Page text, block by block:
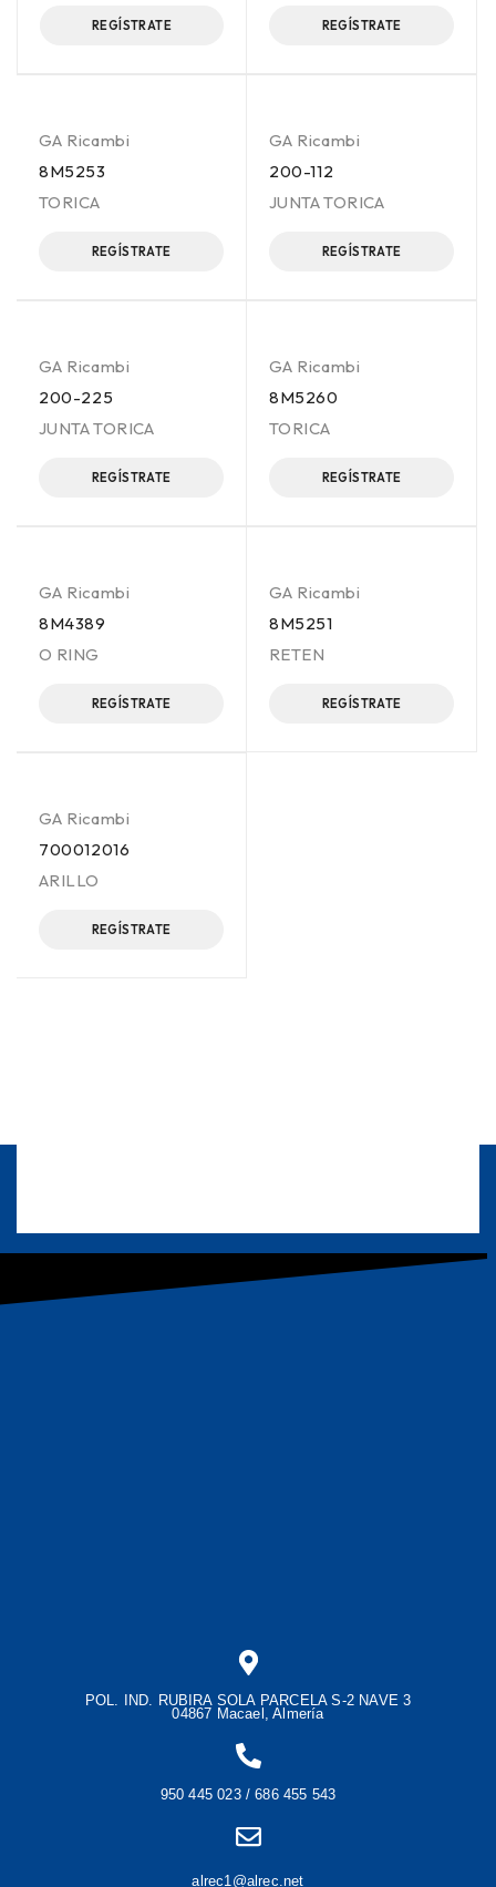
REGÍSTRATE REGÍSTRATE
GA Ricambi
8M5253
TORICA
REGÍSTRATE
GA Ricambi
200-112
JUNTA TORICA
REGÍSTRATE
GA Ricambi
200-225
JUNTA TORICA
REGÍSTRATE
GA Ricambi
8M5260
TORICA
REGÍSTRATE
GA Ricambi
8M4389
O RING
REGÍSTRATE
GA Ricambi
8M5251
RETEN
REGÍSTRATE
GA Ricambi
700012016
ARILLO
REGÍSTRATE
POL. IND. RUBIRA SOLA PARCELA S-2 NAVE 3
04867 Macael, Almería
950 445 023 / 686 455 543
alrec1@alrec.net